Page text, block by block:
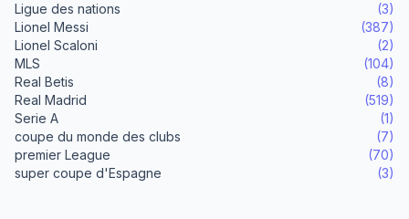
Ligue des nations
(3)
Lionel Messi
(387)
Lionel Scaloni
(2)
MLS
(104)
Real Betis
(8)
Real Madrid
(519)
Serie A
(1)
coupe du monde des clubs
(7)
premier League
(70)
super coupe d'Espagne
(3)